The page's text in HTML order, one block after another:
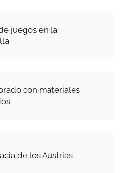
juegos en la
con materiales
de los Austrias